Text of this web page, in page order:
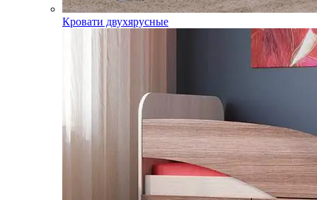
Кровати двухярусные